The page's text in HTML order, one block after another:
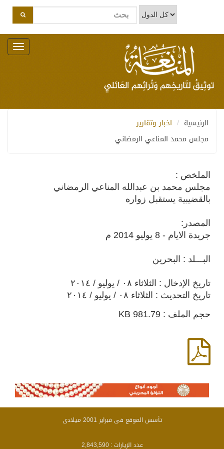
Toggle
navigation
الرئيسية
اخبار وتقارير
مجلس محمد المناعي الرمضاني
الملخص :
مجلس محمد بن عبدالله المناعي الرمضاني
بالقضيبية يستقبل زواره
المصدر:
جريدة الايام - 8 يوليو 2014 م
البـــلد : البحرين
تاريخ الإدخال : الثلاثاء ٠٨ / يوليو / ٢٠١٤
تاريخ التحديث : الثلاثاء ٠٨ / يوليو / ٢٠١٤
حجم الملف : 981.79 KB
تأسس الموقع فى فبراير 2001 ميلادى
عدد الزيارات : 2,843,590